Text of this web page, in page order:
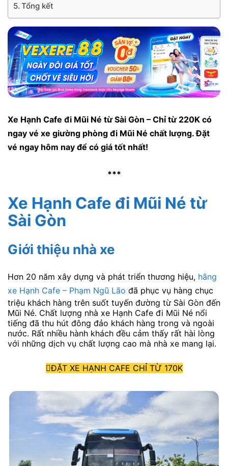
Tổng kết
Xe Hạnh Cafe đi Mũi Né từ Sài Gòn – Chỉ từ 220K có
ngay vé xe giường phòng đi Mũi Né chất lượng. Đặt
vé ngay hôm nay để có giá tốt nhất!
***
Xe Hạnh Cafe đi Mũi Né từ
Sài Gòn
Giới thiệu nhà xe
Hơn 20 năm xây dựng và phát triển thương hiệu, hãng
xe Hạnh Cafe – Phạm Ngũ Lão đã phục vụ hàng chục
triệu khách hàng trên suốt tuyến đường từ Sài Gòn đến
Mũi Né. Chất lượng nhà xe Hạnh Cafe đi Mũi Né nổi
tiếng đã thu hút đông đảo khách hàng trong và ngoài
nước. Rất nhiều hành khách đều cảm thấy rất hài lòng
với những dịch vụ chất lượng cao mà nhà xe mang lại.
ĐẶT XE HẠNH CAFE CHỈ TỪ 170K